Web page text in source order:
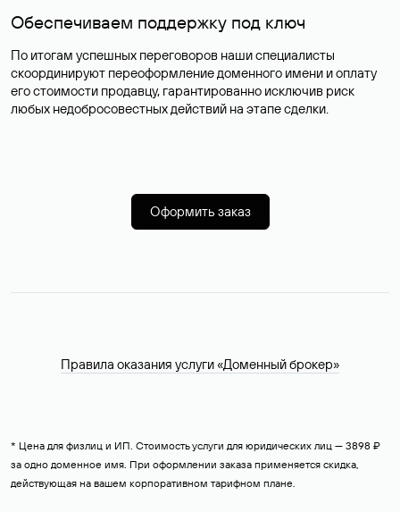
Обеспечиваем поддержку под ключ
По итогам успешных переговоров наши специалисты
скоординируют переоформление доменного имени и оплату
его стоимости продавцу, гарантированно исключив риск
любых недобросовестных действий на этапе сделки.
Оформить заказ
Правила оказания услуги «Доменный брокер»
* Цена для физлиц и ИП. Стоимость услуги для юридических лиц — 3898 ₽
за одно доменное имя. При оформлении заказа применяется скидка,
действующая на вашем корпоративном тарифном плане.